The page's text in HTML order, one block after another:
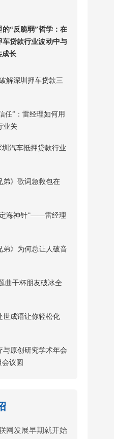
的“反脆弱”哲学：在
车贷款行业波动中与
成长
解深圳押车贷款三
任”：雷经理如何用
业关
汽车抵押贷款行业
弟》歌词急救包在
海神针”——雷经理
弟》为何总让人破音
曲干杯朋友破冰全
世成语让你轻松化
与原创研究学术年会
议圆
网发展早期就开始